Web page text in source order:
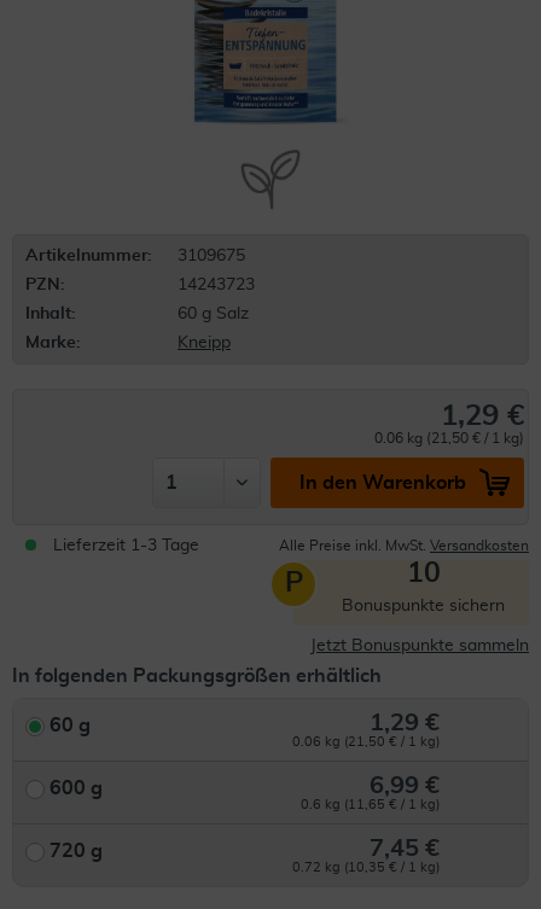
Artikelnummer:
3109675
PZN:
14243723
Inhalt:
60 g Salz
Marke:
Kneipp
1,29 €
0.06 kg (21,50 € / 1 kg)
In den Warenkorb
Lieferzeit 1-3 Tage Alle Preise inkl. MwSt. Versandkosten
P 10
Bonuspunkte sichern
Jetzt Bonuspunkte sammeln
In folgenden Packungsgrößen erhältlich
60 g 1,29 €
0.06 kg (21,50 € / 1 kg)
600 g 6,99 €
0.6 kg (11,65 € / 1 kg)
720 g 7,45 €
0.72 kg (10,35 € / 1 kg)